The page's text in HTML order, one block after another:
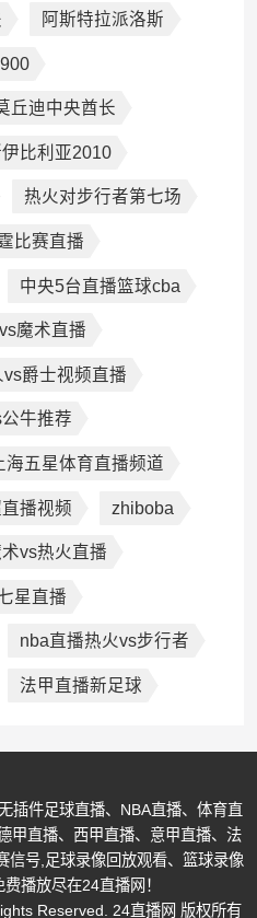
阿斯特拉派洛斯
丘迪中央酋长
比利亚2010
热火对步行者第七场
比赛直播
中央5台直播篮球cba
魔术直播
vs爵士视频直播
牛推荐
海五星体育直播频道
播视频 zhiboba
vs热火直播
星直播
nba直播热火vs步行者
法甲直播新足球
插件足球直播、NBA直播、体育直
甲直播、西甲直播、意甲直播、法
信号,足球录像回放观看、篮球录像
播放尽在24直播网！
Reserved. 24直播网 版权所有